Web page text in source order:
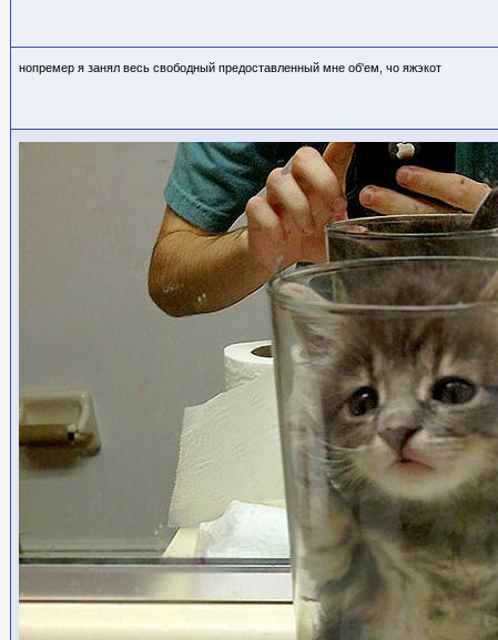
нопремер я занял весь свободный предоставленный мне об'ем, чо яжэкот